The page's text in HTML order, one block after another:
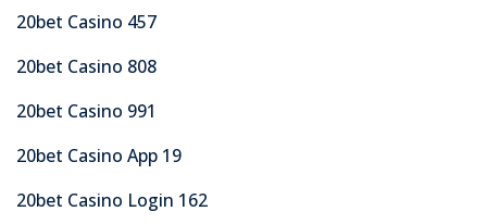
20bet Casino 457
20bet Casino 808
20bet Casino 991
20bet Casino App 19
20bet Casino Login 162